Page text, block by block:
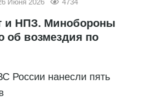
Июня 2026 4734
и НПЗ. Минобороны
об возмездия по
России нанесли пять